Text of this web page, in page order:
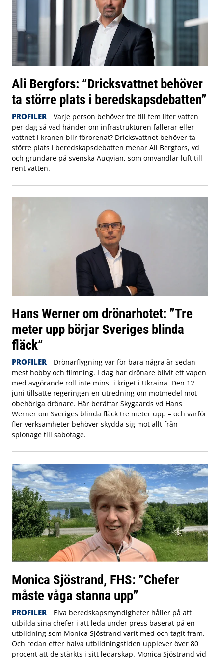
Ali Bergfors: ”Dricksvattnet behöver
ta större plats i beredskapsdebatten”
PROFILER
Varje person behöver tre till fem liter vatten
per dag så vad händer om infrastrukturen fallerar eller
vattnet i kranen blir förorenat? Dricksvattnet behöver ta
större plats i beredskapsdebatten menar Ali Bergfors, vd
och grundare på svenska Auqvian, som omvandlar luft till
rent vatten.
Hans Werner om drönarhotet: ”Tre
meter upp börjar Sveriges blinda
fläck”
PROFILER
Drönarflygning var för bara några år sedan
mest hobby och filmning. I dag har drönare blivit ett vapen
med avgörande roll inte minst i kriget i Ukraina. Den 12
juni tillsatte regeringen en utredning om motmedel mot
obehöriga drönare. Här berättar Skygaards vd Hans
Werner om Sveriges blinda fläck tre meter upp – och varför
fler verksamheter behöver skydda sig mot allt från
spionage till sabotage.
Monica Sjöstrand, FHS: ”Chefer
måste våga stanna upp”
PROFILER
Elva beredskapsmyndigheter håller på att
utbilda sina chefer i att leda under press baserat på en
utbildning som Monica Sjöstrand varit med och tagit fram.
Och redan efter halva utbildningstiden upplever över 80
procent att de stärkts i sitt ledarskap. Monica Sjöstrand vid